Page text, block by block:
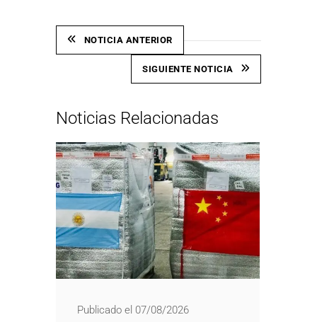
NOTICIA ANTERIOR
SIGUIENTE NOTICIA
Noticias Relacionadas
Publicado el 07/08/2026